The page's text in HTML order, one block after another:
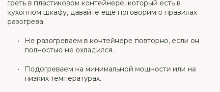
греть в пластиковом контейнере, который есть в
кухонном шкафу, давайте еще поговорим о правилах
разогрева:
Не разогреваем в контейнере повторно, если он
полностью не охладился.
Подогреваем на минимальной мощности или на
низких температурах.